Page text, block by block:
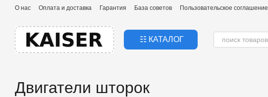
Перейти к основному контенту
О нас Оплата и доставка Гарантия База советов Пользовательское соглашение
☷ КАТАЛОГ
Двигатели шторок